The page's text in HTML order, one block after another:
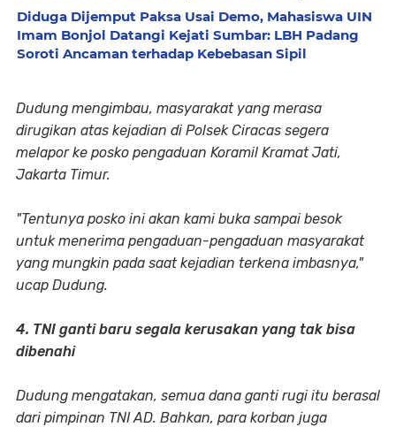
Diduga Dijemput Paksa Usai Demo, Mahasiswa UIN
Imam Bonjol Datangi Kejati Sumbar: LBH Padang
Soroti Ancaman terhadap Kebebasan Sipil
Dudung mengimbau, masyarakat yang merasa
dirugikan atas kejadian di Polsek Ciracas segera
melapor ke posko pengaduan Koramil Kramat Jati,
Jakarta Timur.
"Tentunya posko ini akan kami buka sampai besok
untuk menerima pengaduan-pengaduan masyarakat
yang mungkin pada saat kejadian terkena imbasnya,"
ucap Dudung.
4. TNI ganti baru segala kerusakan yang tak bisa
dibenahi
Dudung mengatakan, semua dana ganti rugi itu berasal
dari pimpinan TNI AD. Bahkan, para korban juga